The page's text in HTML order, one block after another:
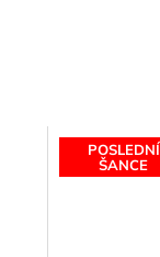
POSLEDNÍ
ŠANCE